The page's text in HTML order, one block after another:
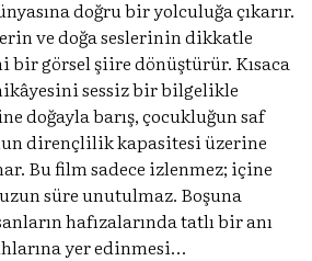
doğru bir yolculuğa çıkarır.
ve doğa seslerinin dikkatle
görsel şiire dönüştürür. Kısaca
sessiz bir bilgelikle
doğayla barış, çocukluğun saf
dirençlilik kapasitesi üzerine
Bu film sadece izlenmez; içine
süre unutulmaz. Boşuna
hafızalarında tatlı bir anı
yer edinmesi…